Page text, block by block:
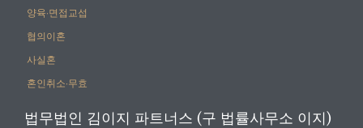
양육·면접교섭
협의이혼
사실혼
혼인취소·무효
법무법인 김이지 파트너스 (구 법률사무소 이지)